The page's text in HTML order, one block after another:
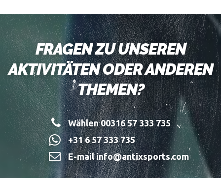
FRAGEN ZU UNSEREN
AKTIVITÄTEN ODER ANDEREN
THEMEN?
Wählen 00316 57 333 735
+31 6 57 333 735
E-mail info@antixsports.com